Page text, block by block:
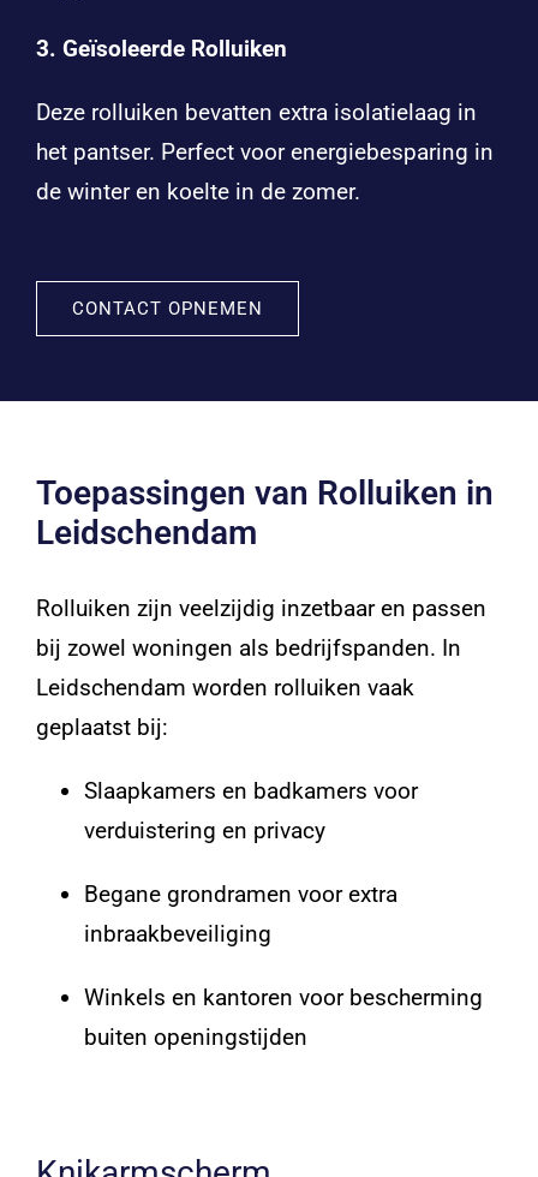
3. Geïsoleerde Rolluiken
Deze rolluiken bevatten extra isolatielaag in
het pantser. Perfect voor energiebesparing in
de winter en koelte in de zomer.
CONTACT OPNEMEN
Toepassingen van Rolluiken in
Leidschendam
Rolluiken zijn veelzijdig inzetbaar en passen
bij zowel woningen als bedrijfspanden. In
Leidschendam worden rolluiken vaak
geplaatst bij:
Slaapkamers en badkamers voor
verduistering en privacy
Begane grondramen voor extra
inbraakbeveiliging
Winkels en kantoren voor bescherming
buiten openingstijden